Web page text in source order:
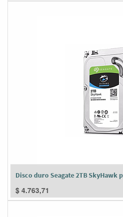
Disco duro Seagate 2TB SkyHawk
$ 4.763,71